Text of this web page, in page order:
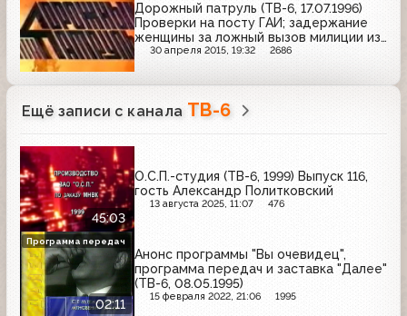
Дорожный патруль (ТВ-6, 17.07.1996)
Проверки на посту ГАИ; задержание
женщины за ложный вызов милиции из-
за заложенного взрывного устройства
30 апреля 2015, 19:32 2686
Ещё записи с канала ТВ-6
45:03
О.С.П.-студия (ТВ-6, 1999) Выпуск 116,
гость Александр Политковский
13 августа 2025, 11:07 476
02:11
Анонс программы "Вы очевидец",
программа передач и заставка "Далее"
(ТВ-6, 08.05.1995)
15 февраля 2022, 21:06 1995
Программа передач